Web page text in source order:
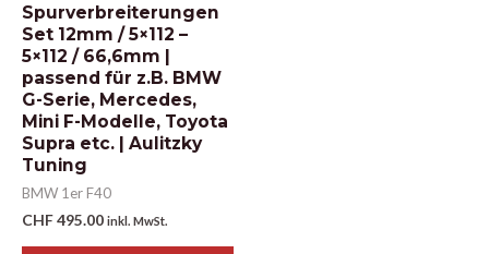
Spurverbreiterungen
Set 12mm / 5×112 –
5×112 / 66,6mm |
passend für z.B. BMW
G-Serie, Mercedes,
Mini F-Modelle, Toyota
Supra etc. | Aulitzky
Tuning
BMW 1er F40
CHF495.00 inkl. MwSt.